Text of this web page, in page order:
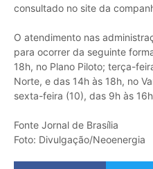
consultado no site da
O atendimento nas
para ocorrer da seguinte
18h, no Plano Piloto; terça-
Norte, e das 14h às 18h, no
sexta-feira (10), das 9h às
Fonte Jornal de Brasília
Foto: Divulgação/Neoenergia